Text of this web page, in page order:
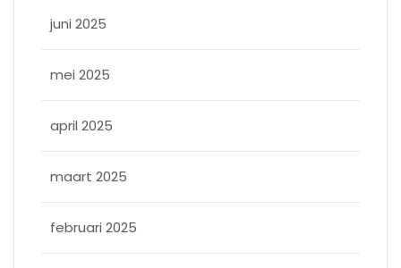
juni 2025
mei 2025
april 2025
maart 2025
februari 2025